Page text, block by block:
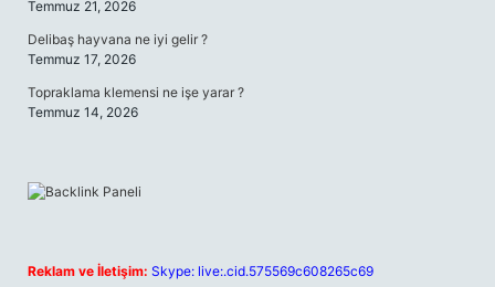
Temmuz 21, 2026
Delibaş hayvana ne iyi gelir ?
Temmuz 17, 2026
Topraklama klemensi ne işe yarar ?
Temmuz 14, 2026
Reklam ve İletişim: Skype: live:.cid.575569c608265c69